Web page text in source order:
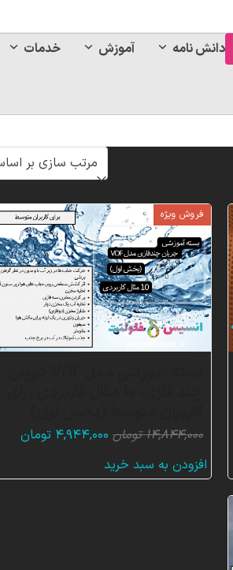
خدمات آموزش دانش نامه
فروش ویژه
۱۴,۸۴۴,۰۰۰ تومان قیمت
۴,۹۴۴,۰۰۰ تومانقیمت
افزودن به سبد خرید